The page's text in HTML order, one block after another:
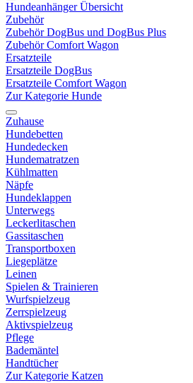
Hundeanhänger Übersicht
Zubehör
Zubehör DogBus und DogBus Plus
Zubehör Comfort Wagon
Ersatzteile
Ersatzteile DogBus
Ersatzteile Comfort Wagon
Zur Kategorie Hunde
Zuhause
Hundebetten
Hundedecken
Hundematratzen
Kühlmatten
Näpfe
Hundeklappen
Unterwegs
Leckerlitaschen
Gassitaschen
Transportboxen
Liegeplätze
Leinen
Spielen & Trainieren
Wurfspielzeug
Zerrspielzeug
Aktivspielzeug
Pflege
Bademäntel
Handtücher
Zur Kategorie Katzen